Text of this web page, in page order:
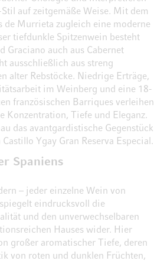
auf zeitgemäße Weise. Mit dem
de Murrieta zugleich eine moderne
tiefdunkle Spitzenwein besteht
Graciano auch aus Cabernet
ausschließlich aus streng
alter Rebstöcke. Niedrige Erträge,
im Weinberg und eine 18-
französischen Barriques verleihen
Konzentration, Tiefe und Eleganz.
das avantgardistische Gegenstück
Ygay Gran Reserva Especial.
Spaniens
– jeder einzelne Wein von
eindrucksvoll die
und den unverwechselbaren
Hauses wider. Hier
großer aromatischer Tiefe, deren
von roten und dunklen Früchten,